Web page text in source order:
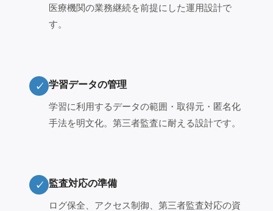
医療機関の業務継続を前提にした運用設計で
す。
✓ 学習データの管理
学習に利用するデータの範囲・取得元・匿名化
手法を明文化。第三者監査に耐える設計です。
✓ 監査対応の準備
ログ保全、アクセス制御、第三者監査対応の資